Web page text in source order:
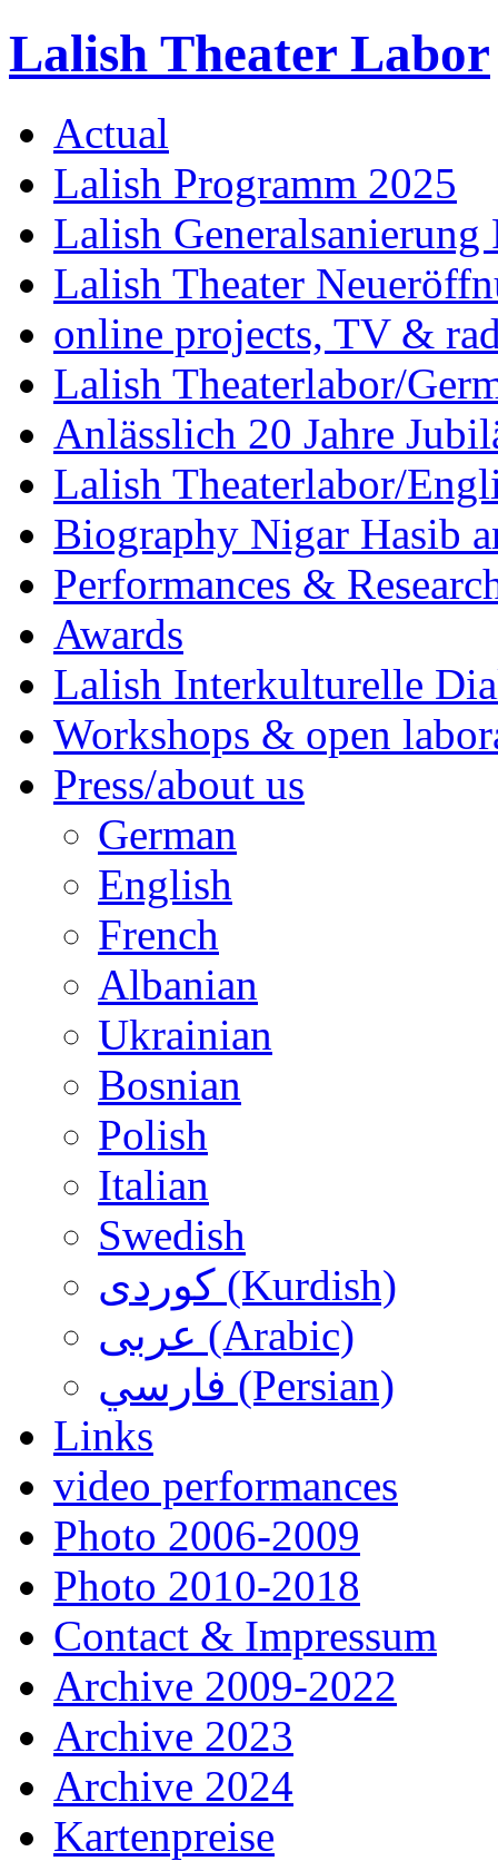
Lalish Theater Labor
Actual
Lalish Programm 2025
Lalish
Lalish Theater
online projects, TV &
Lalish Theaterlabor/
Anlässlich 20 Jahre
Lalish Theaterlabor/
Biography Nigar Hasib
Performances &
Awards
Lalish Interkulturelle
Workshops & open
Press/about us
German
English
French
Albanian
Ukrainian
Bosnian
Polish
Italian
Swedish
کوردی (Kurdish)
عربی (Arabic)
فارسي (Persian)
Links
video performances
Photo 2006-2009
Photo 2010-2018
Contact & Impressum
Archive 2009-2022
Archive 2023
Archive 2024
Kartenpreise